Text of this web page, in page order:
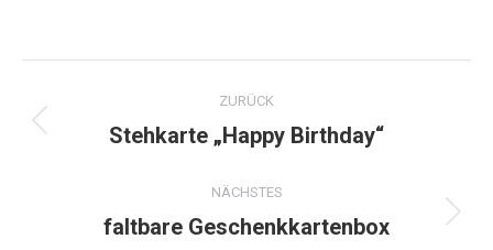
Kommentarnavigation
ZURÜCK
Vorheriger
Stehkarte „Happy Birthday“
NÄCHSTES
Nächster
faltbare Geschenkkartenbox